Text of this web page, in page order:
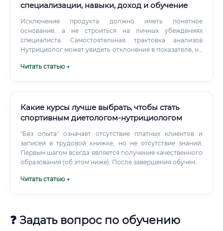
специализации, навыки, доход и обучение
Исключение продукта должно иметь понятное
основание, а не строиться на личных убеждениях
специалиста. Самостоятельная трактовка анализов
Нутрициолог может увидеть отклонение в показателе, но
без анамнеза и осмотра не позволяет поставить диагноз.
Читать статью →
Какие курсы лучше выбрать, чтобы стать
спортивным диетологом-нутрициологом
"Без опыта" означает отсутствие платных клиентов и
записей в трудовой книжке, но не отсутствие знаний.
Первым шагом всегда является получение качественного
образования (об этом ниже). После завершения обучения
Читать статью →
❓ Задать вопрос по обучению